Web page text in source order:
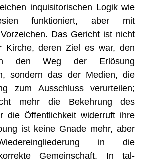
inquisitorischen Logik wie
funktioniert, aber mit
Das Gericht ist nicht
Kirche, deren Ziel es war, den
den Weg der Erlösung
sondern das der Medien, die
zum Ausschluss verurteilen;
mehr die Bekehrung des
die Öffentlichkeit widerruft ihre
ist keine Gnade mehr, aber
in die
Gemeinschaft. In tal-